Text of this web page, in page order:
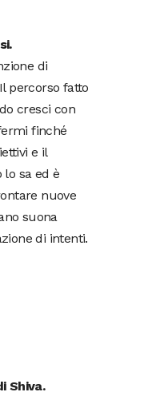
di
percorso fatto
cresci con
finché
e il
lo sa ed è
nuove
suona
di intenti.
Shiva.